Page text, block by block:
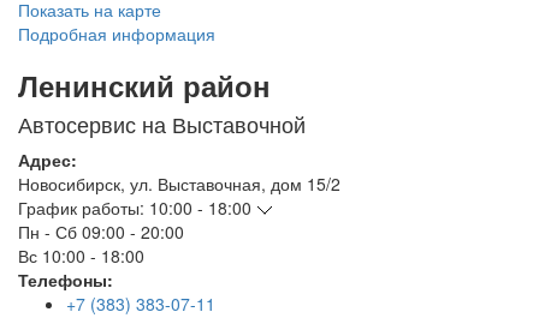
Показать на карте
Подробная информация
Ленинский район
Автосервис на Выставочной
Адрес:
Новосибирск, ул. Выставочная, дом 15/2
График работы: 10:00 - 18:00
Пн - Сб 09:00 - 20:00
Вс 10:00 - 18:00
Телефоны:
+7 (383) 383-07-11